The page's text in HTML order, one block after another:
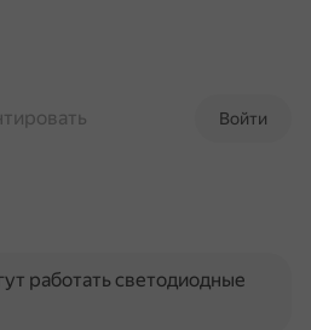
Войти
работать светодиодные